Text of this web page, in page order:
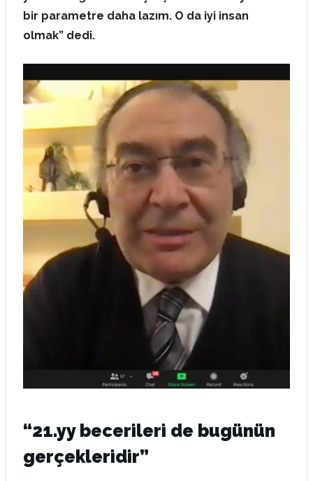
bir parametre daha lazım. O da iyi insan
olmak” dedi.
“21.yy becerileri de bugünün
gerçekleridir”